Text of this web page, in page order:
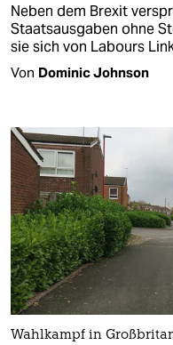
Neben dem Brexit
Staatsausgaben ohne
sie sich von Labours
Von Dominic Johnson
Wahlkampf in